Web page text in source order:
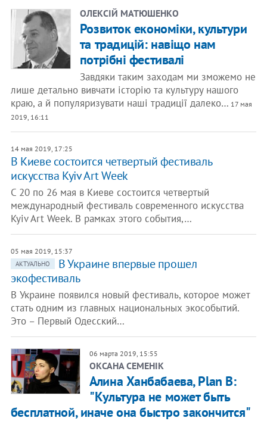
ОЛЕКСІЙ МАТЮШЕНКО
Розвиток економіки, культури
та традицій: навіщо нам
потрібні фестивалі
Завдяки таким заходам ми зможемо не
лише детально вивчати історію та культуру нашого
краю, а й популяризувати наші традиції далеко… 17 мая
2019, 16:11
14 мая 2019, 17:25
В Киеве состоится четвертый фестиваль
искусства Kyiv Art Week
С 20 по 26 мая в Киеве состоится четвертый
международный фестиваль современного искусства
Kyiv Art Week. В рамках этого события,…
05 мая 2019, 15:37
АКТУАЛЬНО
В Украине впервые прошел
экофестиваль
В Украине появился новый фестиваль, которое может
стать одним из главных национальных экособытий.
Это – Первый Одесский…
06 марта 2019, 15:55
ОКСАНА СЕМЕНІК
Алина Ханбабаева, Plan B:
"Культура не может быть
бесплатной, иначе она быстро закончится"